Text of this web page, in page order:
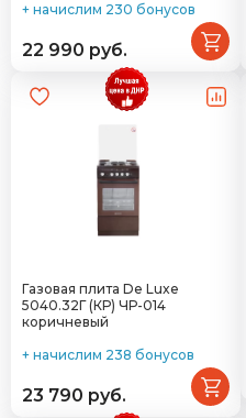
+ начислим 230 бонусов
22 990 руб.
Газовая плита De Luxe
5040.32Г (КР) ЧР-014
коричневый
+ начислим 238 бонусов
23 790 руб.